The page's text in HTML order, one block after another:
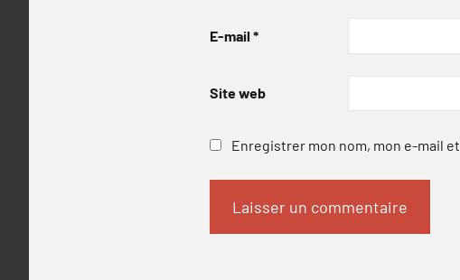
E-mail *
Site web
Enregistrer mon nom, mon e-mail